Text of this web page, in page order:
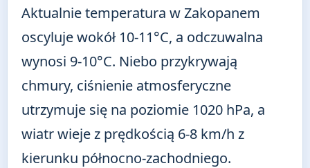
Aktualnie temperatura w Zakopanem
oscyluje wokół 10-11°C, a odczuwalna
wynosi 9-10°C. Niebo przykrywają
chmury, ciśnienie atmosferyczne
utrzymuje się na poziomie 1020 hPa, a
wiatr wieje z prędkością 6-8 km/h z
kierunku północno-zachodniego.